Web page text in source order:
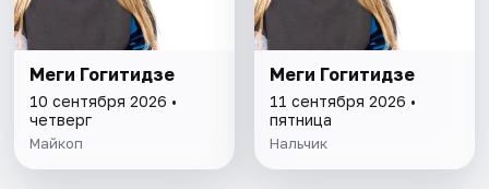
Меги Гогитидзе
10 сентября 2026 •
четверг
Майкоп
Меги Гогитидзе
11 сентября 2026 •
пятница
Нальчик